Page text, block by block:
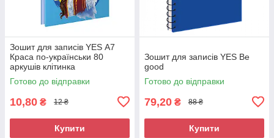
Зошит для записів YES А7
Краса по-українськи 80
аркушів клітинка
Готово до відправки
10,80 ₴ 12 ₴
Купити
Зошит для записів YES Be
good
Готово до відправки
79,20 ₴ 88 ₴
Купити